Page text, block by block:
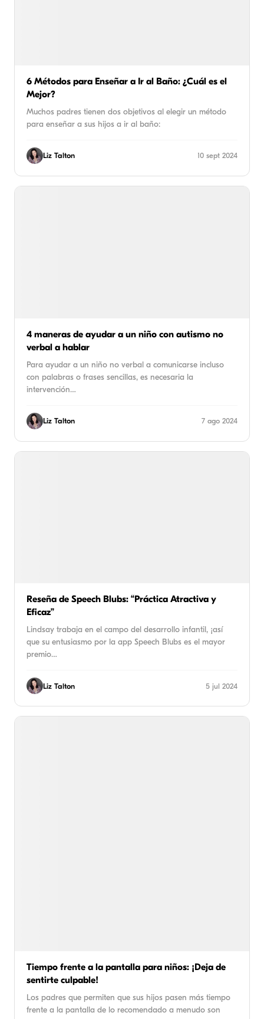
6 Métodos para Enseñar a Ir al Baño: ¿Cuál es el
Mejor?
Muchos padres tienen dos objetivos al elegir un método
para enseñar a sus hijos a ir al baño:
Liz Talton 10 sept 2024
4 maneras de ayudar a un niño con autismo no
verbal a hablar
Para ayudar a un niño no verbal a comunicarse incluso
con palabras o frases sencillas, es necesaria la
intervención…
Liz Talton 7 ago 2024
Reseña de Speech Blubs: “Práctica Atractiva y
Eficaz”
Lindsay trabaja en el campo del desarrollo infantil, ¡así
que su entusiasmo por la app Speech Blubs es el mayor
premio…
Liz Talton 5 jul 2024
Tiempo frente a la pantalla para niños: ¡Deja de
sentirte culpable!
Los padres que permiten que sus hijos pasen más tiempo
frente a la pantalla de lo recomendado a menudo son